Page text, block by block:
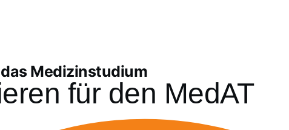
Medizinstudium
für den MedAT